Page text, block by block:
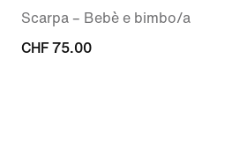
Scarpa – Bebè e bimbo/a
CHF
CHF 75.00